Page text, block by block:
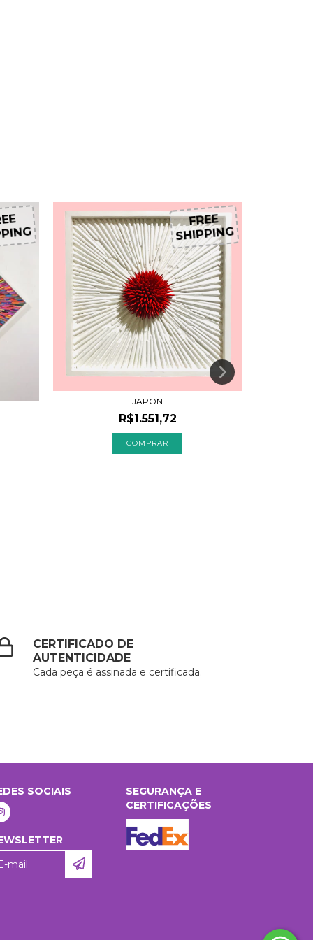
FREE
SHIPPING
JAPON
R$1.551,72
CERTIFICADO DE
AUTENTICIDADE
Cada peça é assinada e certificada.
SOCIAIS
SEGURANÇA E
CERTIFICAÇÕES